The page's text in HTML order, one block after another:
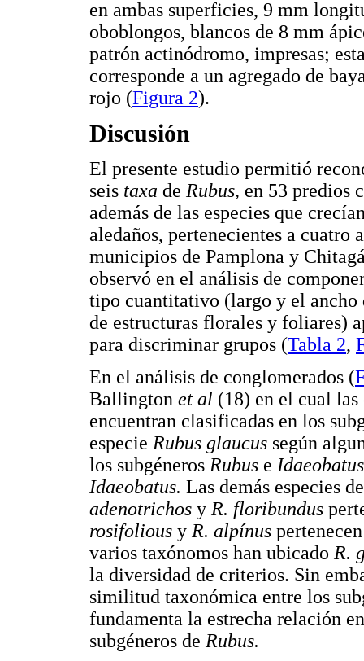
en ambas superficies, 9 mm
oboblongos, blancos de 8 mm
patrón actinódromo, impresas;
corresponde a un agregado de
rojo (Figura 2).
Discusión
El presente estudio permitió
seis taxa de Rubus, en 53 predios
además de las especies que
aledaños, pertenecientes a cuatro
municipios de Pamplona y
observó en el análisis de
tipo cuantitativo (largo y el
de estructuras florales y foliares)
para discriminar grupos (Tabla 2,
En el análisis de conglomerados (
Ballington et al (18) en el cual
encuentran clasificadas en los
especie Rubus glaucus según
los subgéneros Rubus e Idaeobatus
Idaeobatus. Las demás especies
adenotrichos y R. floribundus
rosifolious y R. alpínus
varios taxónomos han ubicado R.
la diversidad de criterios. Sin
similitud taxonómica entre los
fundamenta la estrecha relación
subgéneros de Rubus.